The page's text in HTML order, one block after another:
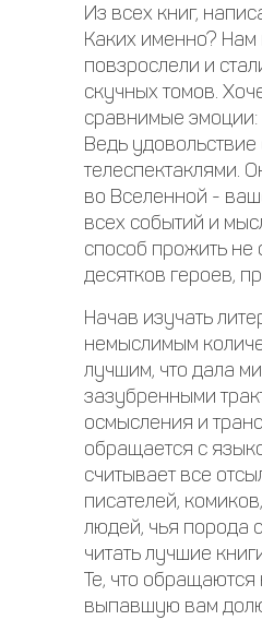
Из всех книг,
Каких именно? Нам
повзрослели и
скучных томов.
сравнимые
Ведь
телеспектаклями.
во Вселенной -
всех событий и
способ прожить не
десятков героев,
Начав изучать
немыслимым
лучшим, что дала
зазубренными
осмысления и
обращается с
считывает все
писателей,
людей, чья порода
читать лучшие
Те, что
выпавшую вам